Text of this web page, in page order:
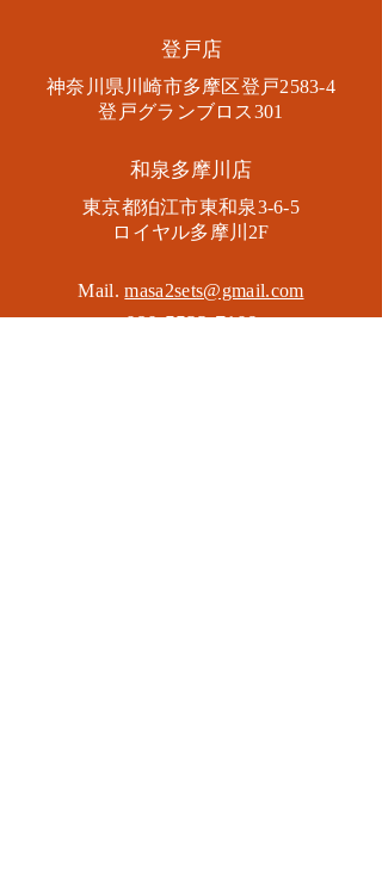
​登戸店
神奈川県川崎市多摩区​登戸2583-4
​登戸グランブロス301
​和泉多摩川店
東京都狛江市東和泉3-6-5
​ロイヤル多摩川2F
Mail.masa2sets@gmail.com
080-5533-7109